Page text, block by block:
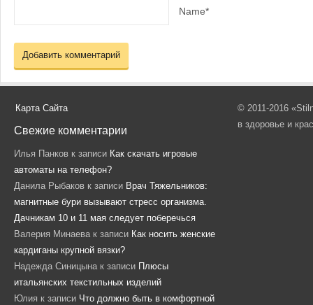
Name*
Карта Сайта
Свежие комментарии
Илья Панков к записи Как скачать игровые
автоматы на телефон?
Данила Рыбаков к записи Врач Тяжельников:
магнитные бури вызывают стресс организма.
Дачникам 10 и 11 мая следует поберечься
Валерия Минаева к записи Как носить женские
кардиганы крупной вязки?
Надежда Синицына к записи Плюсы
итальянских текстильных изделий
Юлия к записи Что должно быть в комфортной
© 2011-2016
в здоровье и